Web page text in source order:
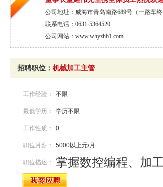
公司地址：威海市青岛南路689号（一路车终
联系电话：0631-5364520
公司网站：www.whyzhb1.com
招聘职位： 机械加工主管
工作经验： 不限
最低学历： 学历不限
工作性质： 0
职位月薪： 5000以上元/月
职位描述： 掌握数控编程、加